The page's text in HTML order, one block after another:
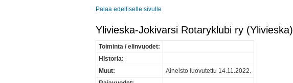
Palaa edelliselle sivulle
Ylivieska-Jokivarsi Rotaryklubi ry (Ylivieska)
Toiminta / elinvuodet:
Historia:
Muut:
Aineisto luovutettu 14.11.2022.